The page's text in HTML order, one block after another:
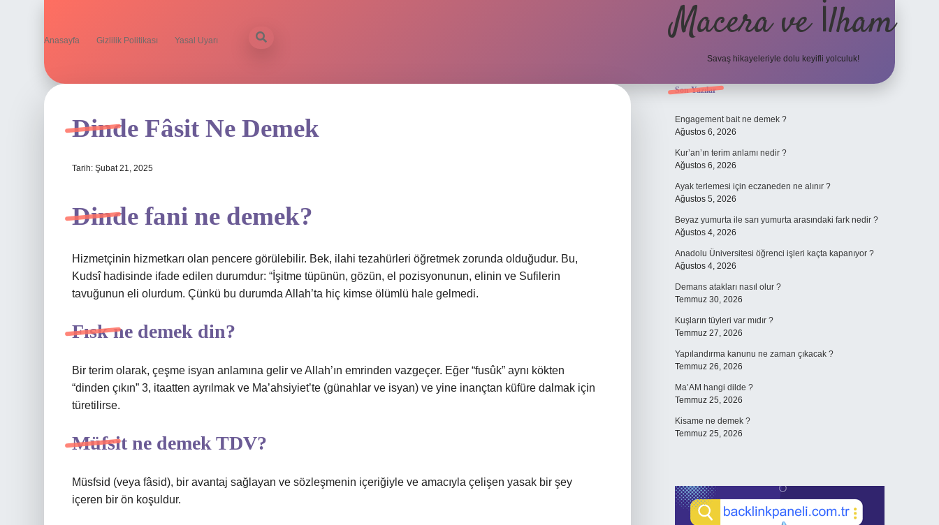
Anasayfa Gizlilik Politikası Yasal Uyarı Macera ve İlham
Savaş hikayeleriyle dolu keyifli yolculuk!
Dinde Fâsit Ne Demek
Tarih: Şubat 21, 2025
Dinde fani ne demek?
Hizmetçinin hizmetkarı olan pencere görülebilir. Bek, ilahi tezahürleri öğretmek zorunda olduğudur. Bu,
Kudsî hadisinde ifade edilen durumdur: “İşitme tüpünün, gözün, el pozisyonunun, elinin ve Sufilerin
tavuğunun eli olurdum. Çünkü bu durumda Allah’ta hiç kimse ölümlü hale gelmedi.
Fısk ne demek din?
Bir terim olarak, çeşme isyan anlamına gelir ve Allah’ın emrinden vazgeçer. Eğer “fusûk” aynı kökten
“dinden çıkın” 3, itaatten ayrılmak ve Ma’ahsiyiet’te (günahlar ve isyan) ve yine inançtan küfüre dalmak için
türetilirse.
Müfsit ne demek TDV?
Müsfsid (veya fâsid), bir avantaj sağlayan ve sözleşmenin içeriğiyle ve amacıyla çelişen yasak bir şey
içeren bir ön koşuldur.
Sidebar
Son Yazılar
Engagement bait ne demek ?
Ağustos 6, 2026
Kur’an’ın terim anlamı nedir ?
Ağustos 6, 2026
Ayak terlemesi için eczaneden ne alınır ?
Ağustos 5, 2026
Beyaz yumurta ile sarı yumurta arasındaki fark nedir ?
Ağustos 4, 2026
Anadolu Üniversitesi öğrenci işleri kaçta kapanıyor ?
Ağustos 4, 2026
Demans atakları nasıl olur ?
Temmuz 30, 2026
Kuşların tüyleri var mıdır ?
Temmuz 27, 2026
Yapılandırma kanunu ne zaman çıkacak ?
Temmuz 26, 2026
Ma’AM hangi dilde ?
Temmuz 25, 2026
Kisame ne demek ?
Temmuz 25, 2026